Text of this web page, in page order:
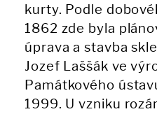
kurty. Podle
1862 zde byla
úprava a stavba
Jozef Laššák ve
Památkového
1999. U vzniku